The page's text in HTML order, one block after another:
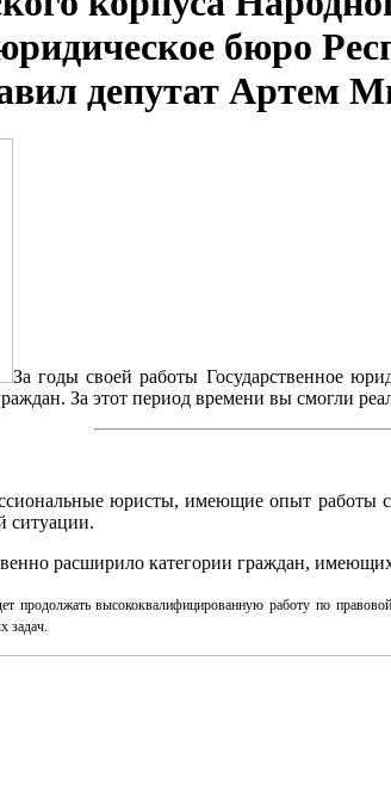
бюро
депутат Артем
За годы своей работы Государственное
За этот период времени вы смогли
юристы, имеющие опыт работы
ситуации.
расширило категории граждан,
продолжать высококвалифицированную работу по
задач.